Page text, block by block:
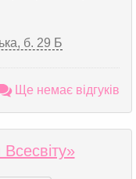
б. 29 Б
Ще немає відгуків